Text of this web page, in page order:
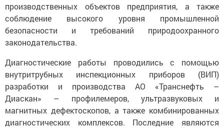
производственных объектов предприятия, а также
соблюдение высокого уровня промышленной
безопасности и требований природоохранного
законодательства.
Диагностические работы проводились с помощью
внутритрубных инспекционных приборов (ВИП)
разработки и производства АО «Транснефть –
Диаскан» – профилемеров, ультразвуковых и
магнитных дефектоскопов, а также комбинированных
диагностических комплексов. Последние являются